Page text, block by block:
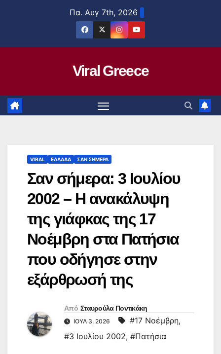
Πα. Αυγ 7th, 2026
Viral Greece
VIRAL ΕΛΛΑΔΑ ΣΑΝ ΣΗΜΕΡΑ
Σαν σήμερα: 3 Ιουλίου
2002 – Η ανακάλυψη
της γιάφκας της 17
Νοέμβρη στα Πατήσια
που οδήγησε στην
εξάρθρωσή της
Από Σταυρούλα Ποντικάκη
ΙΟΎΛ 3, 2026 #17 Νοέμβρη,
#3 Ιουλίου 2002, #Πατήσια